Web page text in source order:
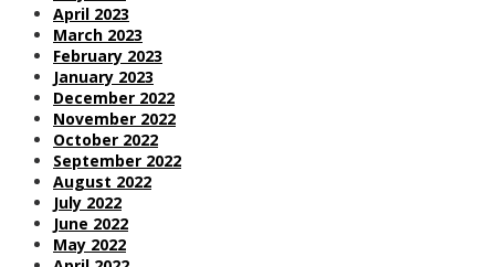
April 2023
March 2023
February 2023
January 2023
December 2022
November 2022
October 2022
September 2022
August 2022
July 2022
June 2022
May 2022